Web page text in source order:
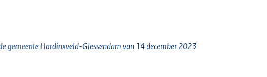
gemeente Hardinxveld-Giessendam van 14 december 2023